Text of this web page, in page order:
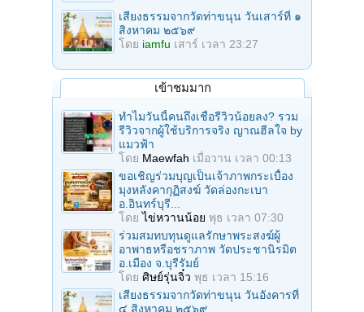
เสียงธรรมจากวัดท่าขนุน วันเสาร์ที่ ๑
สิงหาคม ๒๕๖๙
โดย iamfu เสาร์ เวลา 23:27
เข้าชมมาก
ทำไมวันนี้คนถึงเชื่อรีวิวน้อยลง? รวม
รีวิวจากผู้ใช้บริการจริง ญาณฮีลใจ by
แมวฟ้า
โดย Maewfah เมื่อวาน เวลา 00:13
ขอเชิญร่วมบุญเป็นเจ้าภาพกระเบื้อง
มุงหลังคากุฏิสงฆ์ วัดล่องกะเบา
อ.อินทร์บุรี...
โดยไข่หวานน้อย พุธ เวลา 07:30
ร่วมสมทบทุนดูแลรักษาพระสงฆ์ผู้
อาพาธหรือชราภาพ วัดประชานิรมิต
อ.เมือง จ.บุรีรัมย์
โดย ศิษย์รุ่นจิ๋ว พุธ เวลา 15:16
เสียงธรรมจากวัดท่าขนุน วันอังคารที่
๔ สิงหาคม ๒๕๖๙